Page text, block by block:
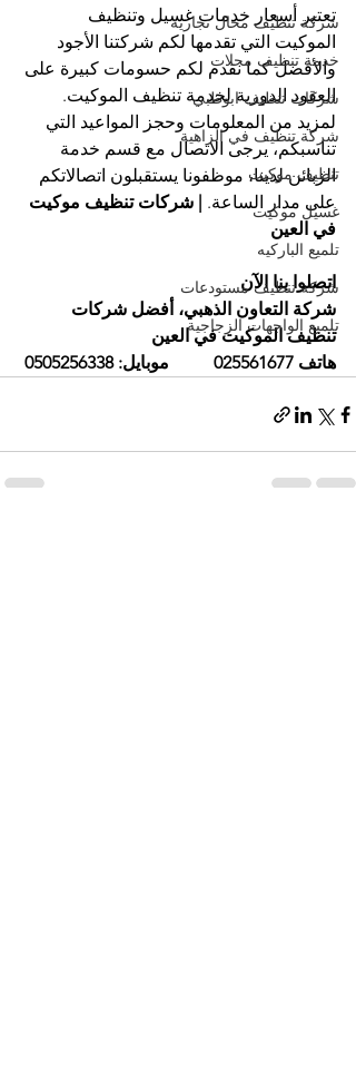
شركة تنظيف محال تجارية
خدمة تنظيف محلات
شركات تنظيف ابوظبي
شركة تنظيف في الزاهية
تنظيف موكيت
غسيل موكيت
تلميع الباركيه
شركة تنظيف مستودعات
تلميع الواجهات الزجاجية
تعتبر أسعار خدمات غسيل وتنظيف
الموكيت التي تقدمها لكم شركتنا الأجود
والأفضل كما نقدم لكم حسومات كبيرة على
العقود الدورية لخدمة تنظيف الموكيت.
لمزيد من المعلومات وحجز المواعيد التي
تناسبكم، يرجى الاتصال مع قسم خدمة
الزبائن لدينا، موظفونا يستقبلون اتصالاتكم
على مدار الساعة. | شركات تنظيف موكيت
في العين
اتصلوا بنا الآن
شركة التعاون الذهبي، أفضل شركات
تنظيف الموكيت في العين
هاتف 025561677          موبايل: 0505256338